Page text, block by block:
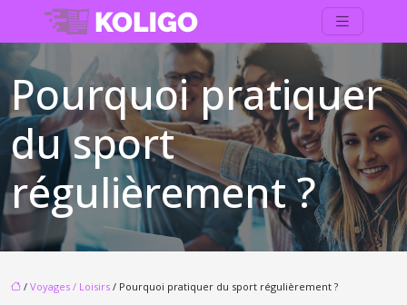
Pourquoi pratiquer
du sport
régulièrement ?
/ Voyages / Loisirs / Pourquoi pratiquer du sport régulièrement ?